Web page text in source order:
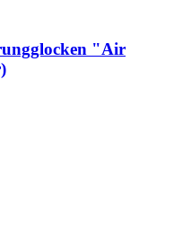
"Air